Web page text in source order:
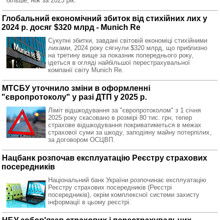
Глобальний економічний збиток від стихійних лих у
2024 р. досяг $320 млрд - Munich Re
Сукупні збитки, завдані світовій економіці стихійними
лихами, 2024 року сягнули $320 млрд, що приблизно
на третину вище за показник попереднього року,
ідеться в огляді найбільшої перестрахувальної
компанії світу Munich Re.
МТСБУ уточнило зміни в оформленні
"європротоколу" у разі ДТП у 2025 р.
Ліміт відшкодування за "європротоколом" з 1 січня
2025 року скасовано в розмірі 80 тис. грн, тепер
страхове відшкодування покриватиметься в межах
страхової суми за шкоду, заподіяну майну потерпілих,
за договором ОСЦВП.
Нацбанк розпочав експлуатацію Реєстру страхових
посередників
Національний банк України розпочинає експлуатацію
Реєстру страхових посередників (Реєстрі
посередників), окрім комплексної системи захисту
інформації в цьому реєстрі.